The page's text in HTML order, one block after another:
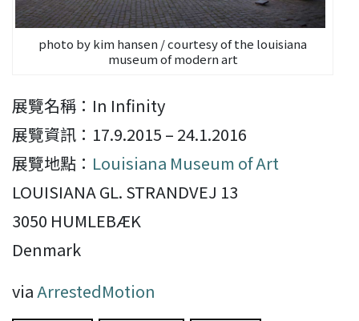
photo by kim hansen / courtesy of the louisiana
museum of modern art
展覽名稱：In Infinity
展覽資訊：17.9.2015 – 24.1.2016
展覽地點： Louisiana Museum of Art
LOUISIANA GL. STRANDVEJ 13
3050 HUMLEBÆK
Denmark
viaArrestedMotion